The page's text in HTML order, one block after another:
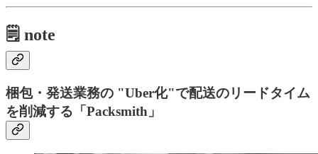
🗒 note
梱包・発送業務の "Uber化"で配送のリードタイム
を削減する「Packsmith」